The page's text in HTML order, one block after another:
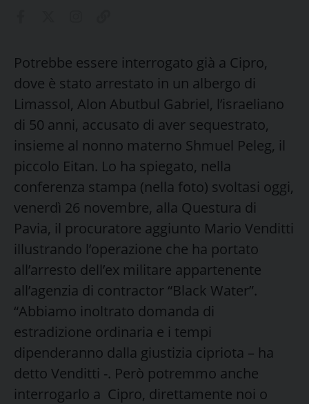
Potrebbe essere interrogato già a Cipro,
dove è stato arrestato in un albergo di
Limassol, Alon Abutbul Gabriel, l’israeliano
di 50 anni, accusato di aver sequestrato,
insieme al nonno materno Shmuel Peleg, il
piccolo Eitan. Lo ha spiegato, nella
conferenza stampa (nella foto) svoltasi oggi,
venerdì 26 novembre, alla Questura di
Pavia, il procuratore aggiunto Mario Venditti
illustrando l’operazione che ha portato
all’arresto dell’ex militare appartenente
all’agenzia di contractor “Black Water”.
“Abbiamo inoltrato domanda di
estradizione ordinaria e i tempi
dipenderanno dalla giustizia cipriota – ha
detto Venditti -. Però potremmo anche
interrogarlo a Cipro, direttamente noi o